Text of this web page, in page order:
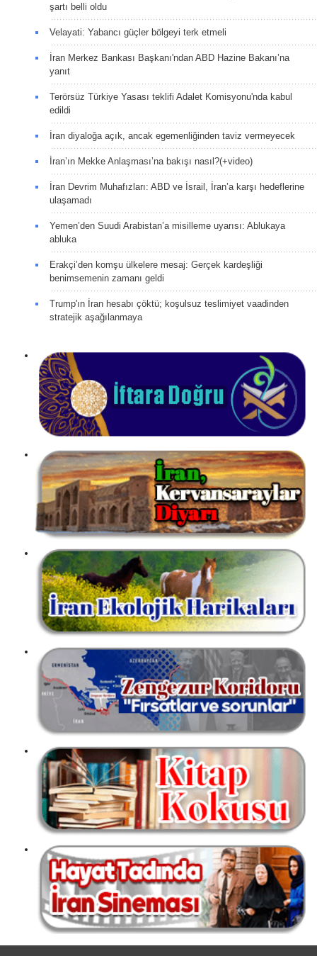
şartı belli oldu
Velayati: Yabancı güçler bölgeyi terk etmeli
İran Merkez Bankası Başkanı'ndan ABD Hazine Bakanı’na
yanıt
Terörsüz Türkiye Yasası teklifi Adalet Komisyonu'nda kabul
edildi
İran diyaloğa açık, ancak egemenliğinden taviz vermeyecek
İran’ın Mekke Anlaşması’na bakışı nasıl?(+video)
İran Devrim Muhafızları: ABD ve İsrail, İran’a karşı hedeflerine
ulaşamadı
Yemen’den Suudi Arabistan’a misilleme uyarısı: Ablukaya
abluka
Erakçi’den komşu ülkelere mesaj: Gerçek kardeşliği
benimsemenin zamanı geldi
Trump'ın İran hesabı çöktü; koşulsuz teslimiyet vaadinden
stratejik aşağılanmaya